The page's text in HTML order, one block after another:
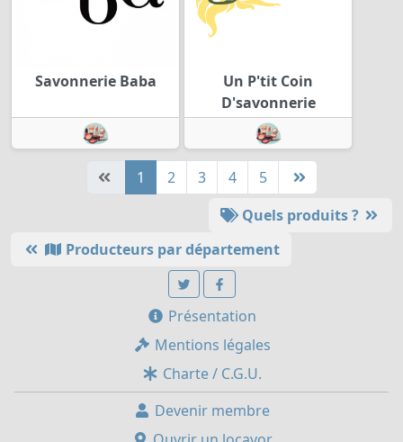
Savonnerie Baba
Un P'tit Coin
D'savonnerie
1 2 3 4
5
Quels produits ?
Producteurs par département
Présentation
Mentions légales
Charte / C.G.U.
Devenir membre